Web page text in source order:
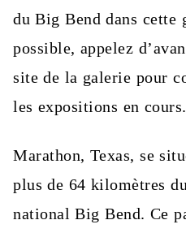
du Big Bend dans cette
possible, appelez
site de la galerie pour
les expositions en cours.
Marathon, Texas, se
plus de 64 kilomètres
national Big Bend. Ce